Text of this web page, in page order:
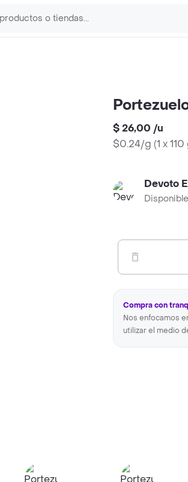
$ 26,00 /u
$0.24/g (1 x 110
Devoto
Compra con
Nos enfocamos
utilizar el medio